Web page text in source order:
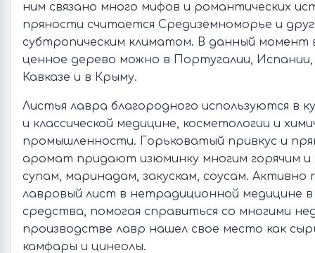
ним связано много мифов и романтических
пряности считается Средиземноморье и
субтропическим климатом. В данный
ценное дерево можно в Португалии,
Кавказе и в Крыму.
Листья лавра благородного используются в
и классической медицине, косметологии и
промышленности. Горьковатый привкус и
аромат придают изюминку многим горячим и
супам, маринадам, закускам, соусам. Активно
лавровый лист в нетрадиционной медицине в
средства, помогая справиться со многими
производстве лавр нашел свое место как
камфары и цинеолы.